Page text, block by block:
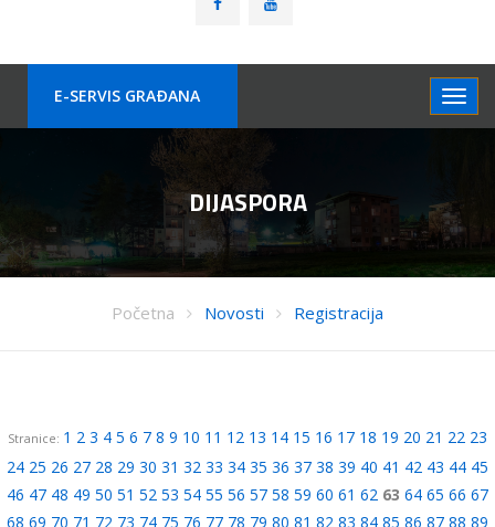
E-SERVIS GRAÐANA
DIJASPORA
Početna Novosti Registracija
Stranice: 1 2 3 4 5 6 7 8 9 10 11 12 13 14 15 16 17 18 19 20 21 22 23
24 25 26 27 28 29 30 31 32 33 34 35 36 37 38 39 40 41 42 43 44 45
46 47 48 49 50 51 52 53 54 55 56 57 58 59 60 61 62 63 64 65 66 67
68 69 70 71 72 73 74 75 76 77 78 79 80 81 82 83 84 85 86 87 88 89